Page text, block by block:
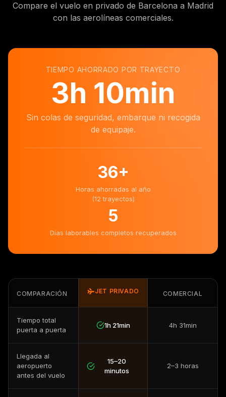
Compare el vuelo en privado de Barcelona a Madrid
con las aerolíneas comerciales.
TIEMPO AHORRADO POR TRAYECTO
3h 10min
Sin colas de seguridad, embarque ni recogida
de equipaje.
36+
Horas ahorradas al año
(12 trayectos)
5
Días laborables completos recuperados
COMPARACIÓN JET PRIVADO COMERCIAL
Tiempo total
puerta a puerta
1h 21min 4h 31min
Llegada al
aeropuerto
antes del vuelo
15–20
minutos
2–3 horas